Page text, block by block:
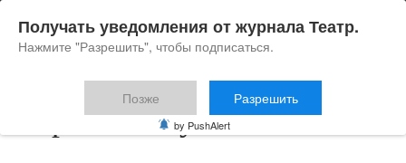
мировая закулиса
Получать уведомления от журнала Театр.
Нажмите "Разрешить", чтобы подписаться.
Позже Разрешить
by PushAlert